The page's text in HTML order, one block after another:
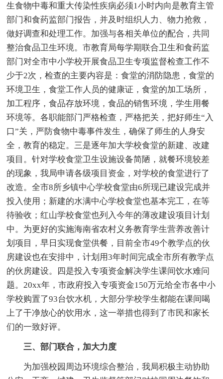
生食物中毒和重大传染性疾病必须1小时内向是教育主管
部门和食药监部门报告，并及时组织人力、物力抢救，
做好调查和处理工作。加强与各相关单位的配合，共同
整治食品卫生环境。市教育局每学期联合卫生和食药监
部门对全市中小学校开展食品卫生专项监督检查工作不
少于2次，检查的主要内容是：食堂的消防隐患，食堂的
环境卫生，食堂工作人员的健康证，食堂的加工场所，
加工程序，食品存放环境，食品的销售环境，学生用餐
环境等。各职能部门严格检查，严格把关，把好师生“入
口”关，严防食物中毒事件发生，确保了师生的人身安
全，教育的稳定。三是逐年加大学校食堂的新建、改建
项目。针对学校食堂卫生设施设备简陋，就餐环境较差
的现象，我局申请各级项目资金，对学校的食堂进行了
改造。全市8所乡镇中心学校食堂由6所现已建设完成并
投入使用；新建的水满中心学校食堂也基本完工，在等
待验收；红山学校食堂也列入今年的薄改建设项目计划
中。为更好的实施海南省农村义务教育学生营养改善计
划项目，早日实现食堂供餐，目前全市49个教学点的伙
房建设也在安排中，计划用3年时间完成全市所有教学点
的伙房建设。四是投入专项资金解决学生课间饮水难问
题。20xx年，市政府投入专项资金150万元给全市各中小
学校购置了93台饮水机，大部分学校学生都能在课间喝
上了干净放心的饮用水，这一举措也得到了市民和家长
们的一致好评。
三、部门联合，加大力度
为加强校园周边环境综合整治，我局积极主动协助